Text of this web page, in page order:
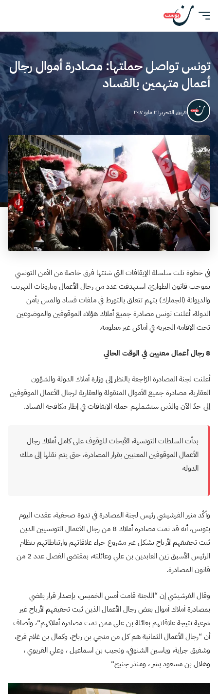
تونس تواصل حملتها: مصادرة أموال رجال
أعمال متهمين بالفساد
فريق التحرير٢٦ مايو ٢٠١٧
في خطوة تلت سلسلة الإيقافات التي شنتها فرق خاصة من الأمن التونسي
بموجب قانون الطوارئ، استهدفت عدد من رجال الأعمال وبارونات التهريب
والديوانة (الجمارك) بتهم تتعلق بالتورط في ملفات فساد والمس بأمن
الدولة، أعلنت تونس مصادرة جميع أملاك هؤلاء الموقوفين والموضوعين
تحت الإقامة الجبرية في أماكن غير معلومة.
8 رجال أعمال معنيين في الوقت الحالي
أعلنت لجنة المصادرة الرّاجعة بالنظر إلى وزارة أملاك الدولة والشؤون
العقارية، مصادرة جميع الأموال المنقولة والعقارية لرجال الأعمال الموقوفين
إلى حدّ الآن والذين ستشملهم حملة الإيقافات في إطار مكافحة الفساد.
بدأت السلطات التونسية، الأبحاث للوقوف على كامل أملاك رجال
الأعمال الموقوفين المعنيين بقرار المصادرة، حتى يتم نقلها إلى ملك
الدولة
وأكّد منير الفرشيشي رئيس لجنة المصادرة في ندوة صحفية، عقدت اليوم
بتونس، أنه قد تمت مصادرة أملاك 8 من رجال الأعمال التونسيين الذين
ثبت تحقيقهم لأرباح بشكل غير مشروع جراء علاقاتهم وارتباطاتهم بنظام
الرئيس الأسبق زين العابدين بن علي وعائلته، بمقتضى الفصل عدد 2 من
قانون المصادرة.
وقال الفرشيشي إن “اللجنة قامت أمس الخميس، بإصدار قرار يقضي
بمصادرة أملاك أموال بعض رجال الأعمال الذين ثبت تحقيقهم لأرباح غير
شرعية نتيجة علاقاتهم بعائلة بن علي ممن تمت مصادرة أملاكهم“، وأضاف
أن “رجال الأعمال الثمانية هم كل من منجي بن رباح، وكمال بن غلام فرج،
وشفيق جراية، وياسين الشنوفي، ونجيب بن اسماعيل ، وعلي القريوي ،
وهلال بن مسعود بشر ، ومنذر جنيح“